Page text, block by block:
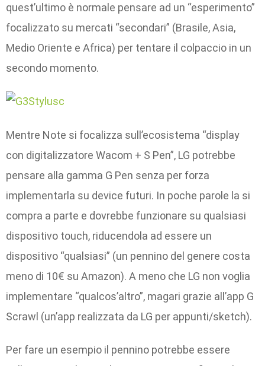
quest’ultimo è normale pensare ad un “esperimento”
focalizzato su mercati “secondari” (Brasile, Asia,
Medio Oriente e Africa) per tentare il colpaccio in un
secondo momento.
Mentre Note si focalizza sull’ecosistema “display
con digitalizzatore Wacom + S Pen”, LG potrebbe
pensare alla gamma G Pen senza per forza
implementarla su device futuri. In poche parole la si
compra a parte e dovrebbe funzionare su qualsiasi
dispositivo touch, riducendola ad essere un
dispositivo “qualsiasi” (un pennino del genere costa
meno di 10€ su Amazon). A meno che LG non voglia
implementare “qualcos’altro”, magari grazie all’app G
Scrawl (un’app realizzata da LG per appunti/sketch).
Per fare un esempio il pennino potrebbe essere